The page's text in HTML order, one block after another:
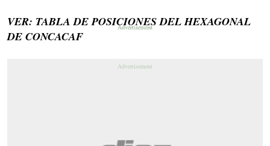
VER: TABLA DE POSICIONES DEL HEXAGONAL
DE CONCACAF